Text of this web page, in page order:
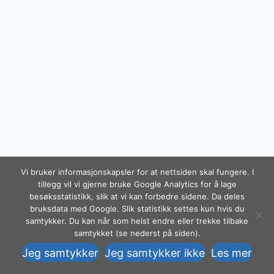
Trekk
tilbake
© 2026 Begeistring.no! – Melhus
Communication as Org.nr 988 399 019 –
Tel. +47 920 555 88
Vi bruker informasjonskapsler for at nettsiden skal fungere. I
tillegg vil vi gjerne bruke Google Analytics for å lage
besøksstatistikk, slik at vi kan forbedre sidene. Da deles
bruksdata med Google. Slik statistikk settes kun hvis du
samtykker. Du kan når som helst endre eller trekke tilbake
samtykket (se nederst på siden).
Jeg samtykker Jeg samtykker ikke Les mer